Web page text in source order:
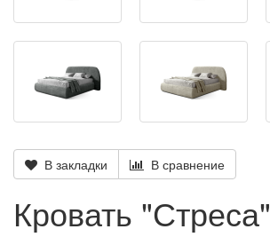
В закладки В сравнение
Кровать "Стреса"